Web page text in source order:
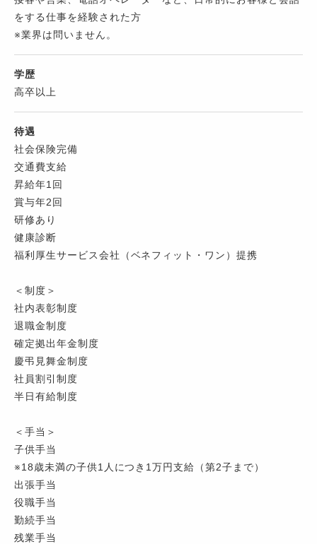
をする仕事を経験された方
※業界は問いません。
学歴
高卒以上
待遇
社会保険完備
交通費支給
昇給年1回
賞与年2回
研修あり
健康診断
福利厚生サービス会社（ベネフィット・ワン）提携
＜制度＞
社内表彰制度
退職金制度
確定拠出年金制度
慶弔見舞金制度
社員割引制度
半日有給制度
＜手当＞
子供手当
※18歳未満の子供1人につき1万円支給（第2子まで）
出張手当
役職手当
勤続手当
残業手当